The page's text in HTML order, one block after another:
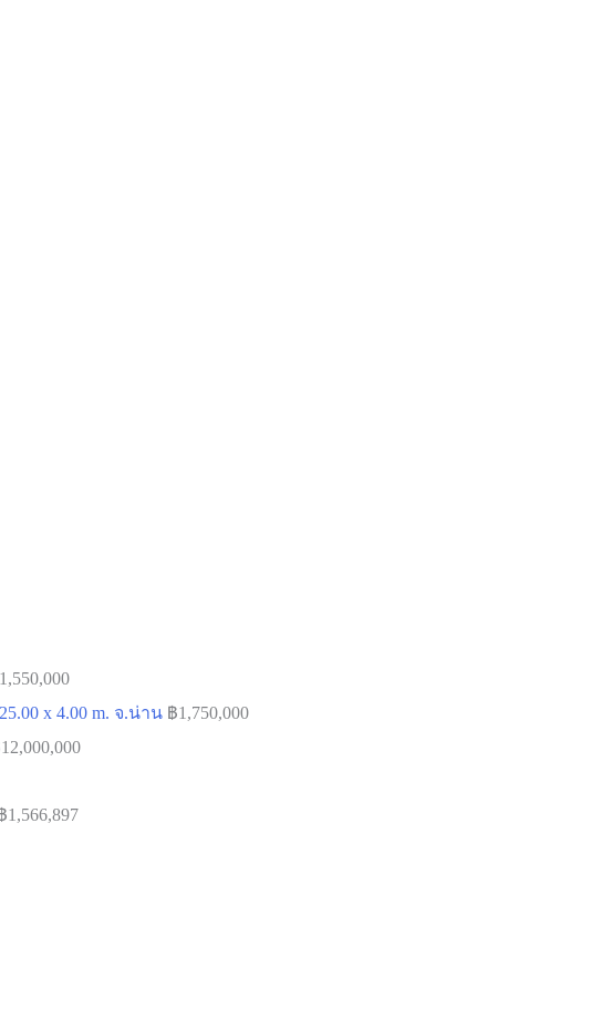
1,550,000
x 4.00 m. จ.น่าน ฿1,750,000
12,000,000
฿1,566,897